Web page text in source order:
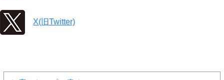
X(旧Twitter)